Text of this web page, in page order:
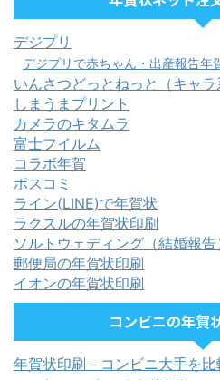
デジプリ
デジプリで赤ちゃん・出産報告年
いんさつどっとねっと（キャラ
しまうまプリント
カメラのキタムラ
富士フイルム
コラボ年賀
ポスコミ
ライン(LINE)で年賀状
ラクスルの年賀状印刷
ソルトウェディング（結婚報告
郵便局の年賀状印刷
イオンの年賀状印刷
コンビニの年賀
年賀状印刷－コンビニ大手を比